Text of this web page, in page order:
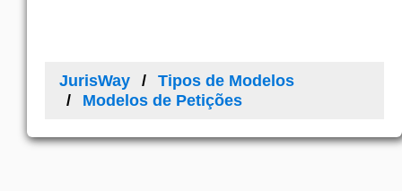
JurisWay
Tipos de Modelos
Modelos de Petições